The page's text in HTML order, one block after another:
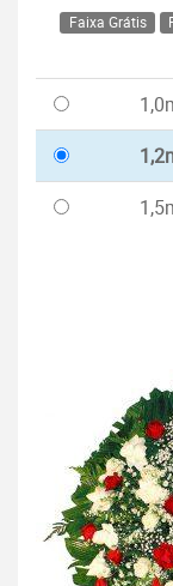
Faixa Grátis